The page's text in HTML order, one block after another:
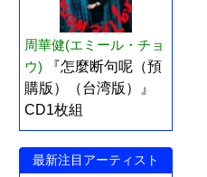
周華健(エミール・チョ
ウ)
『怎麼断句呢（預
購版）（台湾版）』
CD1枚組
最新注目アーティスト